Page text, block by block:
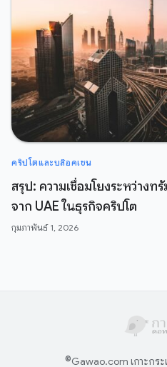
คริปโตและบล๊อคเชน
สรุป: ความเชื่อมโยงระหว่าง
จาก UAE ในธุรกิจคริปโต
กุมภาพันธ์ 1, 2026
©Gawao.com เกาะกระ